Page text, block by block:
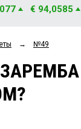
€ 94,0585
→ №49